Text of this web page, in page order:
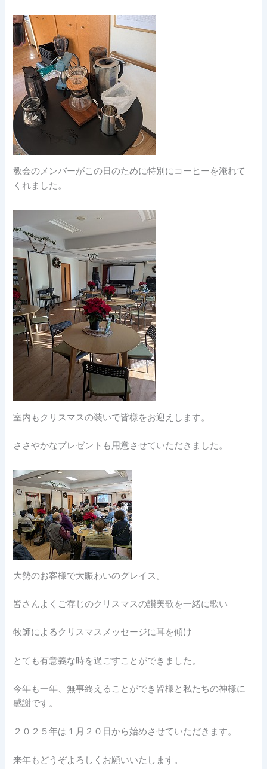
教会のメンバーがこの日のために特別にコーヒーを淹れて
くれました。
室内もクリスマスの装いで皆様をお迎えします。
ささやかなプレゼントも用意させていただきました。
大勢のお客様で大賑わいのグレイス。
皆さんよくご存じのクリスマスの讃美歌を一緒に歌い
牧師によるクリスマスメッセージに耳を傾け
とても有意義な時を過ごすことができました。
今年も一年、無事終えることができ皆様と私たちの神様に
感謝です。
２０２５年は１月２０日から始めさせていただきます。
来年もどうぞよろしくお願いいたします。